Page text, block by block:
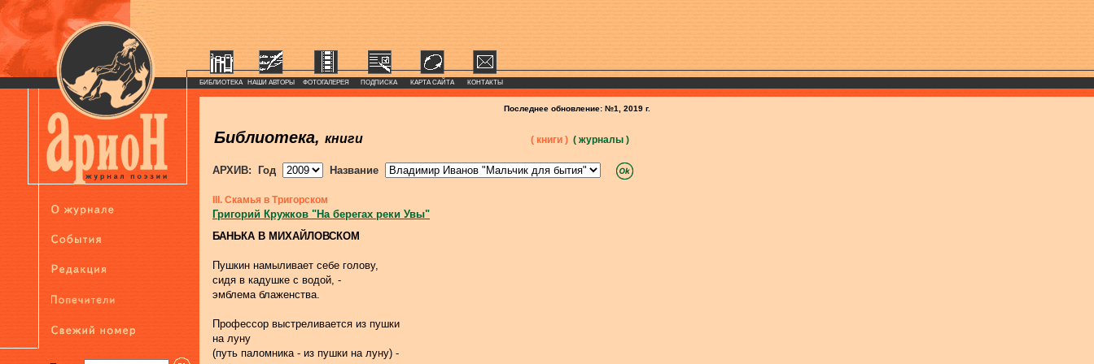
БИБЛИОТЕКА НАШИ АВТОРЫ ФОТОГАЛЕРЕЯ ПОДПИСКА КАРТА САЙТА КОНТАКТЫ
Последнее обновление: №1, 2019 г.
Библиотека, книги ( книги ) ( журналы )
АРХИВ: Год Название
III. Скамья в Тригорском
Григорий Кружков "На берегах реки Увы"
БАНЬКА В МИХАЙЛОВСКОМ
Пушкин намыливает себе голову,
сидя в кадушке с водой, -
эмблема блаженства.
Профессор выстреливается из пушки
на луну
(путь паломника - из пушки на луну) -